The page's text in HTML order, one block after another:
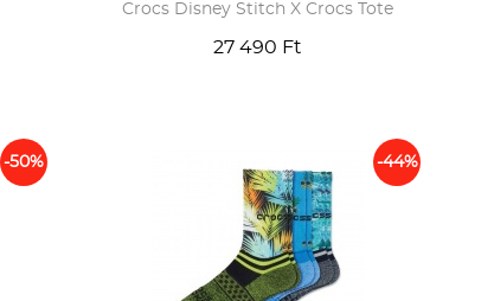
szerint növekvő
Crocs Disney Stitch X Crocs Tote
27 490 Ft
-50% -44%